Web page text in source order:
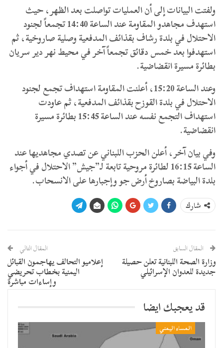
ولفتت البيانات إلى أن العمليات تواصلت بعد الظهر، حيث
استهدف مجاهدو المقاومة عند الساعة 14:40 تجمعاً لجنود
الاحتلال في بلدة رشاف بقذائف المدفعية وصلية صاروخية، ثم
استهدفوا بعد خمس دقائق تجمعاً آخر في محيط نهر دير سريان
بطائرة مسيرة انقضاضية.
وعند الساعة 15:20، أعلنت المقاومة استهداف تجمع لجنود
الاحتلال في بلدة القوزح بقذائف المدفعية، ثم عاودت
استهداف التجمع نفسه عند الساعة 15:45 بطائرة مسيرة
انقضاضية.
وفي بيان آخر، أعلن الحزب اللبناني عن تصدي مجاهديها عند
الساعة 16:15 لطائرة مروحية تابعة لـ”جيش” الاحتلال في أجواء
بلدة البياضة بصاروخ أرض جو وإجبارها على الانسحاب.
شارك
المقال السابق
وزارة الصحة اللبنانية تعلن حصيلة
جديدة للعدوان الإسرائيلي
المقال التالي
إعلاميو التحالف يهاجمون القبائل
اليمنية بخطاب تحريضي
وإساءات مباشرة
قد يعجبك ايضا
المساء اليمني